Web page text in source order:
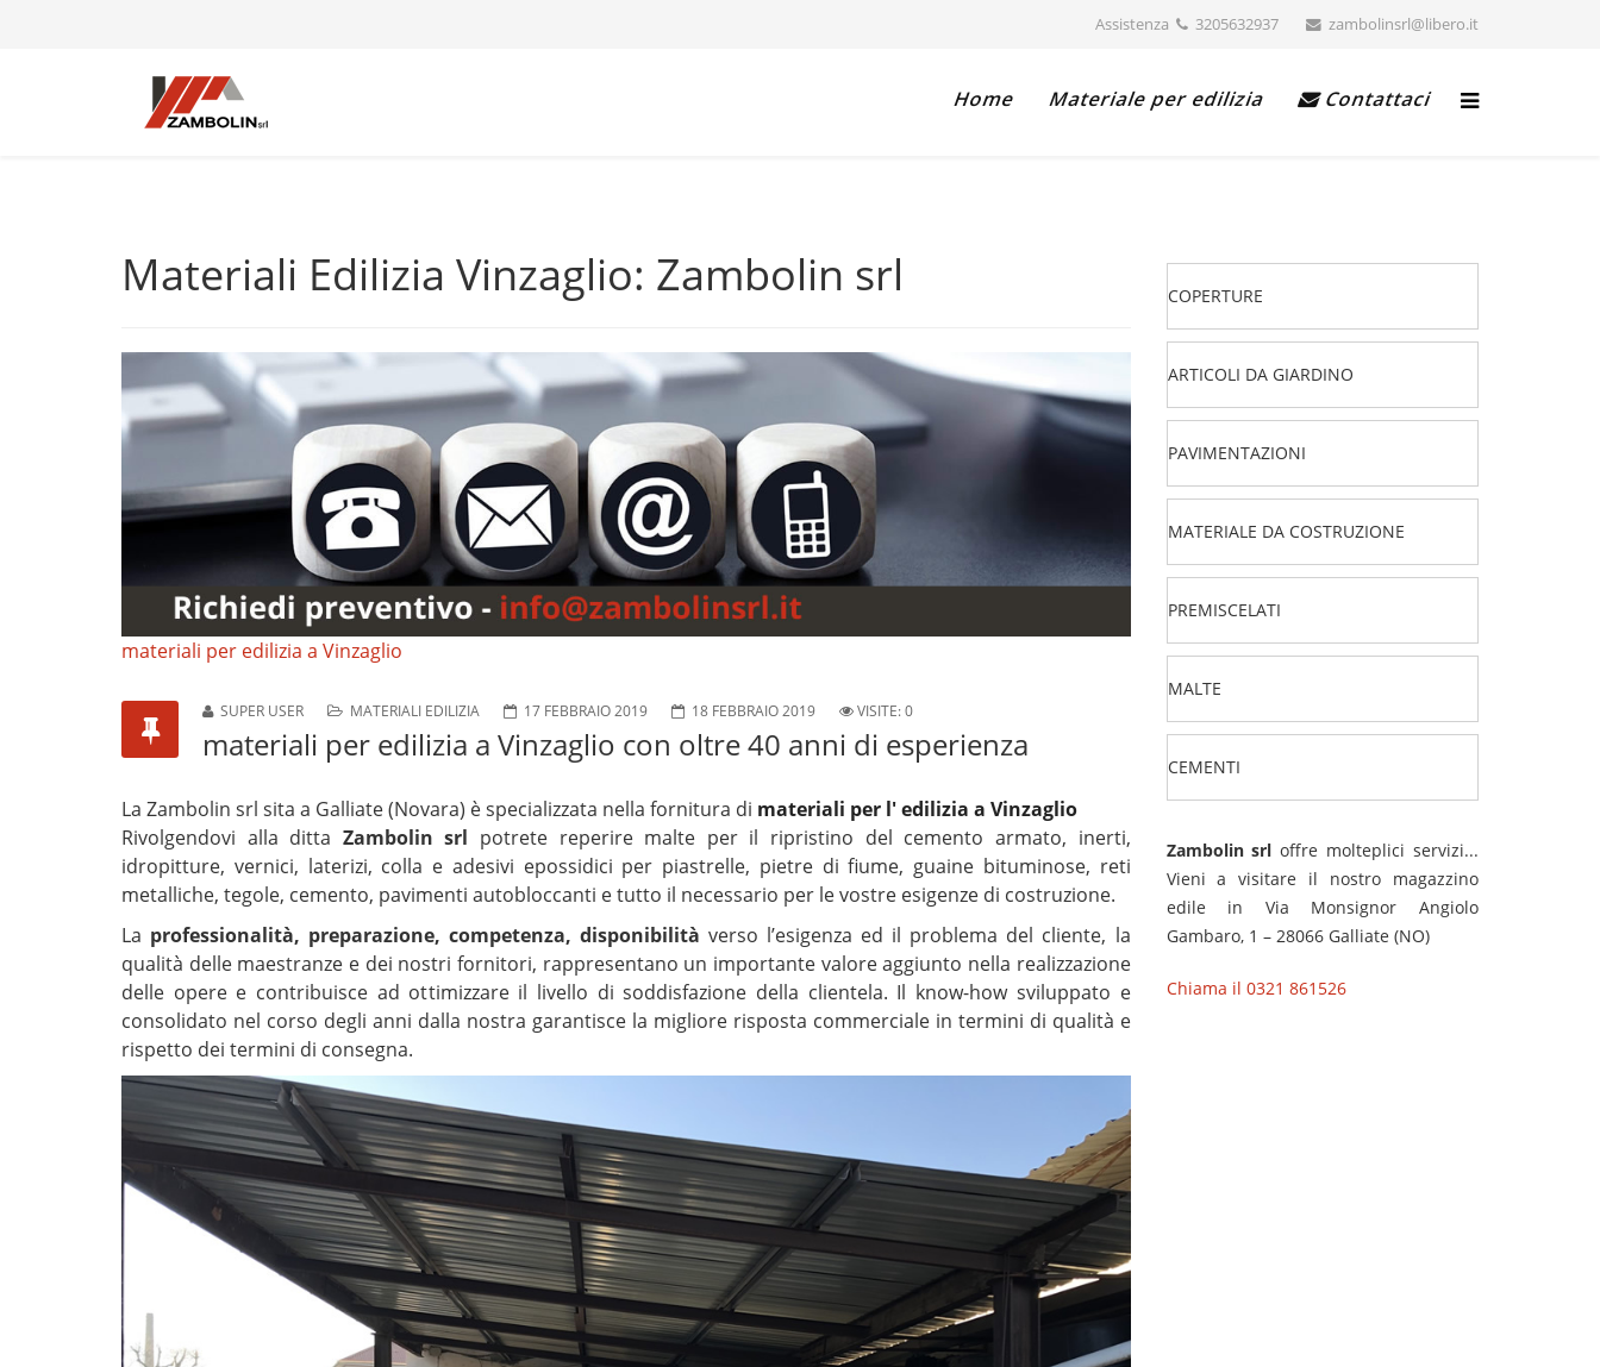
Assistenza 3205632937 zambolinsrl@libero.it
Home Materiale per edilizia Contattaci
Materiali Edilizia Vinzaglio: Zambolin srl
materiali per edilizia a Vinzaglio
SUPER USER MATERIALI EDILIZIA 17 FEBBRAIO 2019 18 FEBBRAIO 2019 VISITE: 0
materiali per edilizia a Vinzaglio con oltre 40 anni di esperienza
La Zambolin srl sita a Galliate (Novara) è specializzata nella fornitura di materiali per l' edilizia a Vinzaglio
Rivolgendovi alla ditta Zambolin srl potrete reperire malte per il ripristino del cemento armato, inerti,
idropitture, vernici, laterizi, colla e adesivi epossidici per piastrelle, pietre di fiume, guaine bituminose, reti
metalliche, tegole, cemento, pavimenti autobloccanti e tutto il necessario per le vostre esigenze di costruzione.
La professionalità, preparazione, competenza, disponibilità verso l’esigenza ed il problema del cliente, la
qualità delle maestranze e dei nostri fornitori, rappresentano un importante valore aggiunto nella realizzazione
delle opere e contribuisce ad ottimizzare il livello di soddisfazione della clientela. Il know-how sviluppato e
consolidato nel corso degli anni dalla nostra garantisce la migliore risposta commerciale in termini di qualità e
rispetto dei termini di consegna.
COPERTURE
ARTICOLI DA GIARDINO
PAVIMENTAZIONI
MATERIALE DA COSTRUZIONE
PREMISCELATI
MALTE
CEMENTI
Zambolin srloffre molteplici servizi...
Vieni a visitare il nostro magazzino
edile in Via Monsignor Angiolo
Gambaro, 1 – 28066 Galliate (NO)
Chiama il 0321 861526